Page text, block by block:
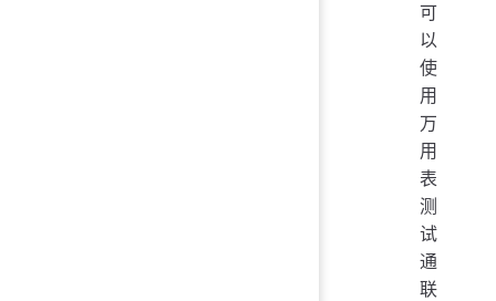
可
以
使
用
万
用
表
测
试
通
联